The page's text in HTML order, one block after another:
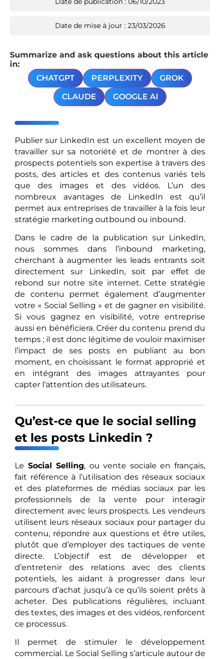
Date de mise à jour : 23/03/2026
Summarize and ask questions about this article
in:
CHATGPT
PERPLEXITY
GROK
CLAUDE
GOOGLE AI
Publier sur LinkedIn est un excellent moyen de
travailler sur sa notoriété et de montrer à des
prospects potentiels son expertise à travers des
posts, des articles et des contenus variés tels
que des images et des vidéos. L’un des
nombreux avantages de LinkedIn est qu’il
permet aux entreprises de travailler à la fois leur
stratégie marketing outbound ou inbound.
Dans le cadre de la publication sur LinkedIn,
nous sommes dans l’inbound marketing,
cherchant à augmenter les leads entrants soit
directement sur LinkedIn, soit par effet de
rebond sur notre site internet. Cette stratégie
de contenu permet également d’augmenter
votre « Social Selling » et de gagner en visibilité.
Si vous gagnez en visibilité, votre entreprise
aussi en bénéficiera. Créer du contenu prend du
temps ; il est donc légitime de vouloir maximiser
l’impact de ses posts en publiant au bon
moment, en choisissant le format approprié et
en intégrant des images attrayantes pour
capter l’attention des utilisateurs.
Qu’est-ce que le social selling
et les posts Linkedin ?
Le Social Selling, ou vente sociale en français,
fait référence à l’utilisation des réseaux sociaux
et des plateformes de médias sociaux par les
professionnels de la vente pour interagir
directement avec leurs prospects. Les vendeurs
utilisent leurs réseaux sociaux pour partager du
contenu, répondre aux questions et être utiles,
plutôt que d’employer des tactiques de vente
directe. L’objectif est de développer et
d’entretenir des relations avec des clients
potentiels, les aidant à progresser dans leur
parcours d’achat jusqu’à ce qu’ils soient prêts à
acheter. Des publications régulières, incluant
des textes, des images et des vidéos, renforcent
ce processus.
Il permet de stimuler le développement
commercial. Le Social Selling s’articule autour de